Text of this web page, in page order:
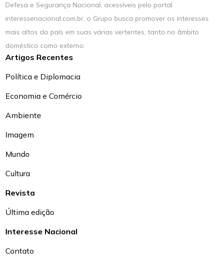
Defesa e Segurança Nacional, acessíveis pelo portal
interessenacional.com.br, o Grupo busca promover os interesses
mais altos do país em suas várias vertentes, tanto no âmbito
doméstico como externo.
Artigos Recentes
Política e Diplomacia
Economia e Comércio
Ambiente
Imagem
Mundo
Cultura
Revista
Última edição
Interesse Nacional
Contato